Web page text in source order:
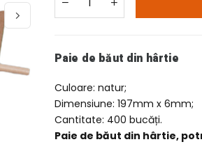
Paie de băut din hârtie
Culoare: natur;
Dimensiune: 197mm x 6mm;
Cantitate: 400 bucăți.
Paie de băut din hârtie,